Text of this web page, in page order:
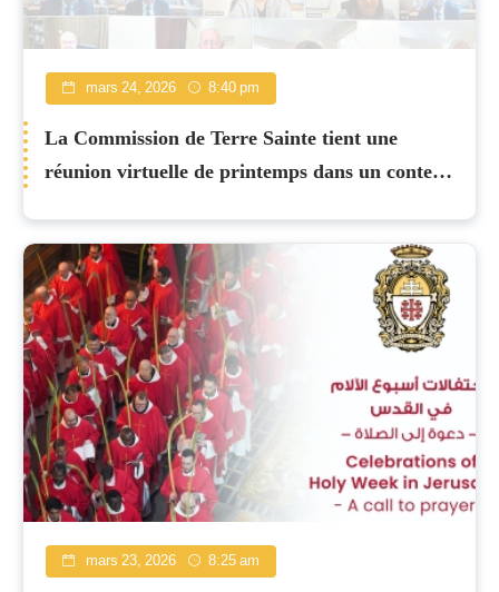
mars 24, 2026 8:40 pm
La Commission de Terre Sainte tient une
réunion virtuelle de printemps dans un contexte
mars 23, 2026 8:25 am